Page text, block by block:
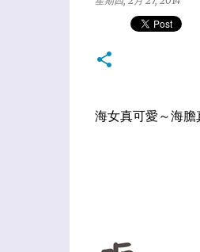
海女真可愛～海